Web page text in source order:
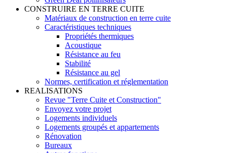
CONSTRUIRE EN TERRE CUITE
Matériaux de construction en terre cuite
Caractéristiques techniques
Propriétés thermiques
Acoustique
Résistance au feu
Stabilité
Résistance au gel
Normes, certification et réglementation
REALISATIONS
Revue "Terre Cuite et Construction"
Envoyez votre projet
Logements individuels
Logements groupés et appartements
Rénovation
Bureaux